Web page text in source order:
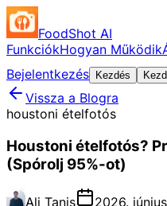
FoodShot AI
FunkciókHogyan Működik
Bejelentkezés
Kezdés
Vissza a Blogra
houstoni ételfotós
Houstoni ételfotós?
(Spórolj 95%-ot)
Ali Tanis 2026.